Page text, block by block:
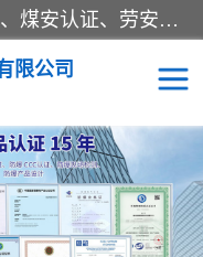
本公司专业从事全国：防爆认证、煤安认证、劳安认证、体系认证、产品认证、ATEX认证、IECEX认证、消防产品认证、生产认可证、验厂指导、认证技术支持、企业管理策划等一站式咨询服务。 用我们的智慧、经验、真诚与勤恳，分享成长的喜悦！ 全国24小时咨询热线：* 认证咨询：张老师（全国*）
限公司
CCC认证
认证